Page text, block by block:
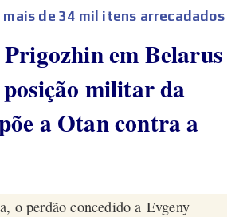
mais de 34 mil itens arrecadados
em Belarus
militar da
a Otan contra a
o perdão concedido a Evgeny